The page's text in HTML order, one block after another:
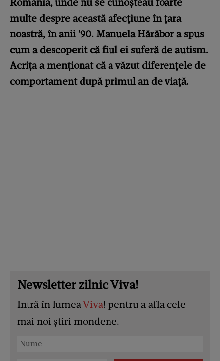
România, unde nu se cunoșteau foarte
multe despre această afecțiune în țara
noastră, în anii '90. Manuela Hărăbor a spus
cum a descoperit că fiul ei suferă de autism.
Acrița a menționat că a văzut diferențele de
comportament după primul an de viață.
Newsletter zilnic Viva!
Intră în lumeaViva! pentru a afla cele
mai noi știri mondene.